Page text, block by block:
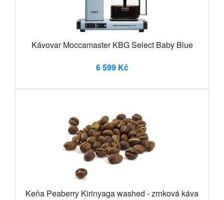
Kávovar Moccamaster KBG Select Baby Blue
6 599 Kč
Keňa Peaberry Kirinyaga washed - zrnková káva